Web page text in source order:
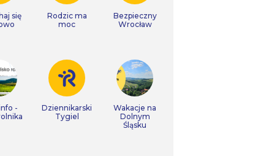
się
Rodzic ma
moc
Bezpieczny
Wrocław
-
Dziennikarski
Tygiel
Wakacje na
Dolnym
Śląsku